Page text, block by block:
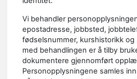
Vi behandler
epostadresse, jobbsted,
fødselsnummer, kurshistorikk og
med behandlingen er å tilby
dokumentere gjennomført
Personopplysningene samles